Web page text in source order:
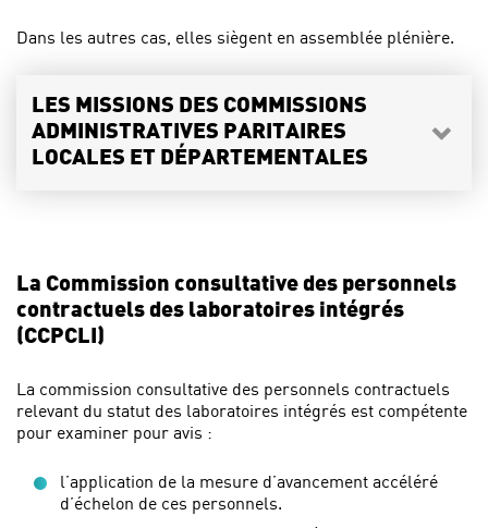
Dans les autres cas, elles siègent en assemblée plénière.
LES MISSIONS DES COMMISSIONS
ADMINISTRATIVES PARITAIRES
LOCALES ET DÉPARTEMENTALES
La Commission consultative des personnels
contractuels des laboratoires intégrés
(CCPCLI)
La commission consultative des personnels contractuels
relevant du statut des laboratoires intégrés est compétente
pour examiner pour avis :
l’application de la mesure d’avancement accéléré
d’échelon de ces personnels.